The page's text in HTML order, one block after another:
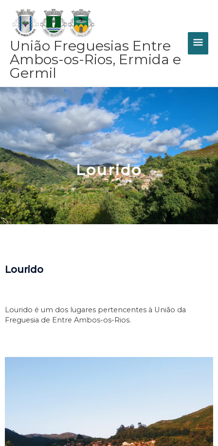
content
União Freguesias Entre
Ambos-os-Rios, Ermida e
Germil
Lourido
Lourido
Lourido é um dos lugares pertencentes à União da
Freguesia de Entre Ambos-os-Rios.